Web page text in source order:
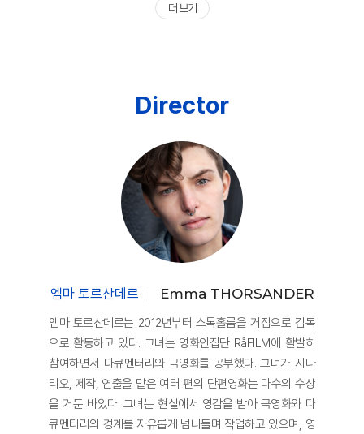
더 보기
Director
엠마 토르산데르 Emma THORSANDER
엠마 토르산데르는 2012년부터 스톡홀름을 거점으로 감독
으로 활동하고 있다. 그녀는 영화인집단 RåFILM에 활발히
참여하면서 다큐멘터리와 극영화를 공부했다. 그녀가 시나
리오, 제작, 연출을 맡은 여러 편의 단편영화는 다수의 수상
을 거둔 바있다. 그녀는 현실에서 영감을 받아 극영화와 다
큐멘터리의 경계를 자유롭게 넘나들며 작업하고 있으며, 영